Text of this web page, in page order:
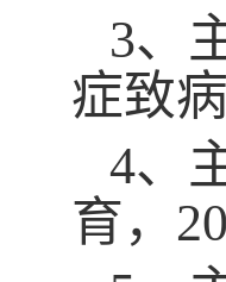
3、
症致
4、
育，